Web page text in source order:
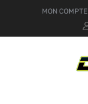
MON COMPTE